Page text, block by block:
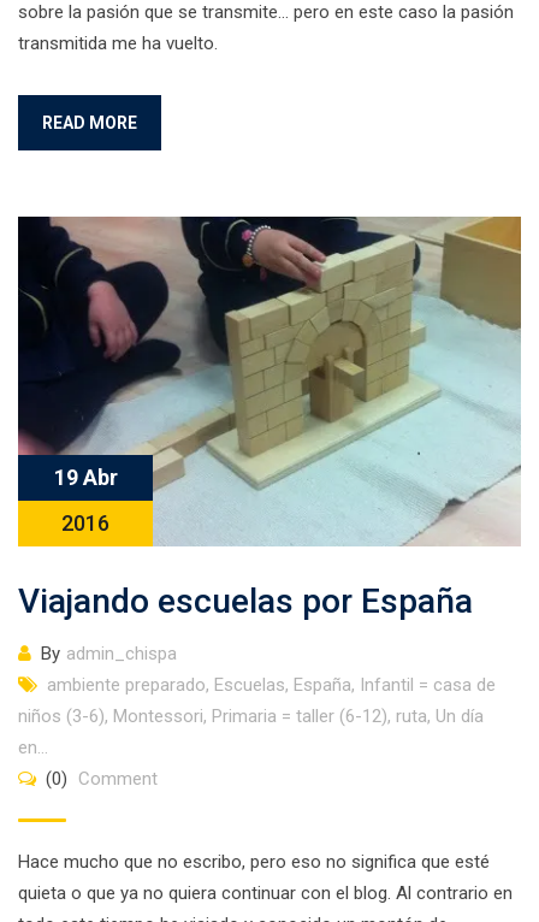
sobre la pasión que se transmite… pero en este caso la pasión
transmitida me ha vuelto.
READ MORE
19 Abr
2016
Viajando escuelas por España
By admin_chispa
ambiente preparado, Escuelas, España, Infantil = casa de
niños (3-6), Montessori, Primaria = taller (6-12), ruta, Un día
en...
(0)
Comment
Hace mucho que no escribo, pero eso no significa que esté
quieta o que ya no quiera continuar con el blog. Al contrario en